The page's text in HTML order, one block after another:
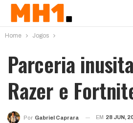
Home Jogos
Parceria
Razer e
Por Gabriel Caprara EM 28 JUN,